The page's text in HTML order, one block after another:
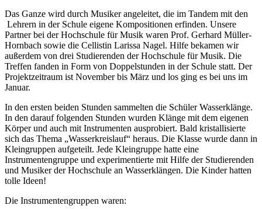
Das Ganze wird durch Musiker angeleitet, die im Tandem mit den
Lehrern in der Schule eigene Kompositionen erfinden. Unsere
Partner bei der Hochschule für Musik waren Prof. Gerhard Müller-
Hornbach sowie die Cellistin Larissa Nagel. Hilfe bekamen wir
außerdem von drei Studierenden der Hochschule für Musik. Die
Treffen fanden in Form von Doppelstunden in der Schule statt. Der
Projektzeitraum ist November bis März und los ging es bei uns im
Januar.
In den ersten beiden Stunden sammelten die Schüler Wasserklänge.
In den darauf folgenden Stunden wurden Klänge mit dem eigenen
Körper und auch mit Instrumenten ausprobiert. Bald kristallisierte
sich das Thema „Wasserkreislauf“ heraus. Die Klasse wurde dann in
Kleingruppen aufgeteilt. Jede Kleingruppe hatte eine
Instrumentengruppe und experimentierte mit Hilfe der Studierenden
und Musiker der Hochschule an Wasserklängen. Die Kinder hatten
tolle Ideen!
Die Instrumentengruppen waren: